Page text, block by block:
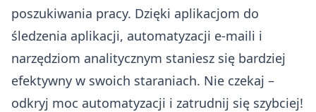
poszukiwania pracy. Dzięki aplikacjom do
śledzenia aplikacji, automatyzacji e-maili i
narzędziom analitycznym staniesz się bardziej
efektywny w swoich staraniach. Nie czekaj –
odkryj moc automatyzacji i zatrudnij się szybciej!